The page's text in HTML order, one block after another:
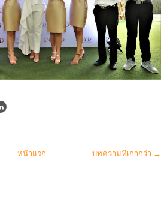
บทความที่เก่ากว่า →
หน้าแรก